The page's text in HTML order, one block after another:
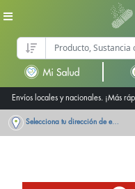
Envíos locales y nacionales. ¡Más
Selecciona tu dirección de entrega